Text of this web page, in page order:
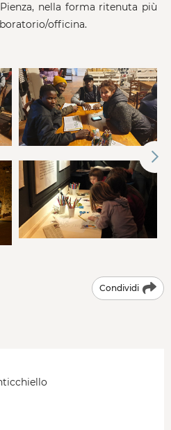
nella forma ritenuta più
officina.
Condividi